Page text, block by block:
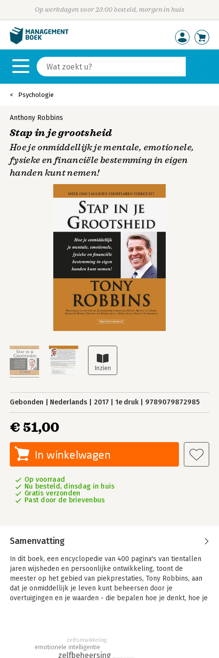
Op werkdagen voor 23:00 besteld, morgen in huis
Psychologie
Anthony Robbins
Stap in je grootsheid
Hoe je onmiddellijk je mentale, emotionele,
fysieke en financiële bestemming in eigen
handen kunt nemen!
Gebonden Nederlands 2017 1e druk 9789079872985
€ 51,00
In winkelwagen
Op voorraad
Nu besteld, dinsdag in huis
Gratis verzonden
Past door de brievenbus
Samenvatting
In dit boek, een encyclopedie van 400 pagina's van tientallen
jaren wijsheden en persoonlijke ontwikkeling, toont de
meester op het gebied van piekprestaties, Tony Robbins, aan
dat je onmiddellijk je leven kunt beheersen door je
overtuigingen en je waarden - die bepalen hoe je denkt, hoe je
honderdduizenden naar zijn seminars gebracht hebben, vult
Tony Robbins de pagina's van dit boek met zijn beste
zelfbeheersing
emotionele intelligentie
zelfontwikkeling